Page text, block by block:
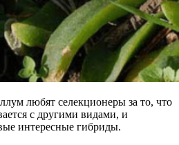
любят селекционеры за то, что
с другими видами, и
интересные гибриды.